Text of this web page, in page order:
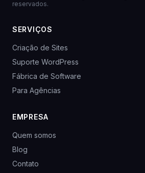
reservados.
SERVIÇOS
Criação de Sites
Suporte WordPress
Fábrica de Software
Para Agências
EMPRESA
Quem somos
Blog
Contato